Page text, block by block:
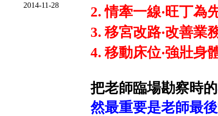
2014-11-28
2. 情牽一線‧旺丁為
3. 移宮改路‧改善業
4. 移動床位‧強壯身
把老師臨場勘察時的
然最重要是老師最